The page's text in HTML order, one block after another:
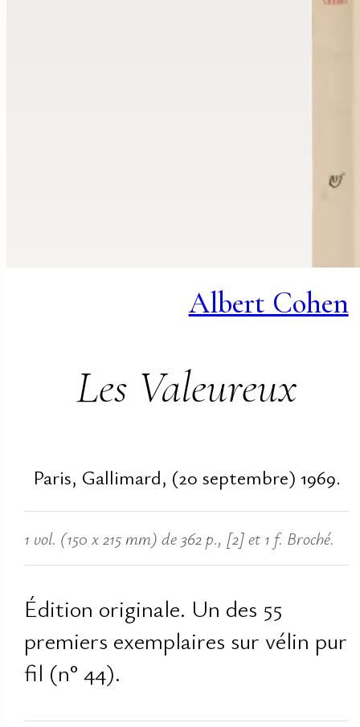
Albert Cohen
Les Valeureux
Paris, Gallimard, (20 septembre) 1969.
1 vol. (150 x 215 mm) de 362 p., [2] et 1 f. Broché.
Édition originale. Un des 55
premiers exemplaires sur vélin pur
fil (n° 44).